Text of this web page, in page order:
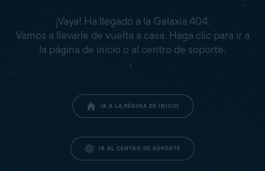
¡Vaya! Ha llegado a la Galaxia 404.
Vamos a llevarle de vuelta a casa. Haga clic para ir a
la página de inicio o al centro de soporte.
IR A LA PÁGINA DE INICIO
IR AL CENTRO DE SOPORTE